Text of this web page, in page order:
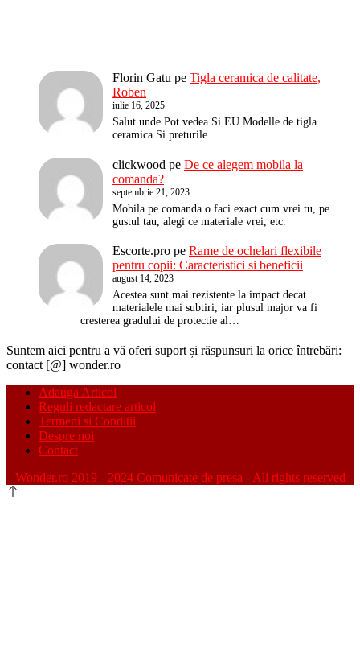
Florin Gatu pe Tigla ceramica de calitate,
Roben
iulie 16, 2025
Salut unde Pot vedea Si EU Modelle de tigla
ceramica Si preturile
clickwood pe De ce alegem mobila la
comanda?
septembrie 21, 2023
Mobila pe comanda o faci exact cum vrei tu, pe
gustul tau, alegi ce materiale vrei, etc.
Escorte.pro pe Rame de ochelari flexibile
pentru copii: Caracteristici si beneficii
august 14, 2023
Acestea sunt mai rezistente la impact decat
materialele mai subtiri, iar plusul major va fi
cresterea gradului de protectie al…
Suntem aici pentru a vă oferi suport și răspunsuri la orice întrebări:
contact [@] wonder.ro
Adauga Articol
Reguli redactare articol
Termeni si Conditii
Despre noi
Contact
Wonder.ro 2019 - 2024 Comunicate de presa - All rights reserved